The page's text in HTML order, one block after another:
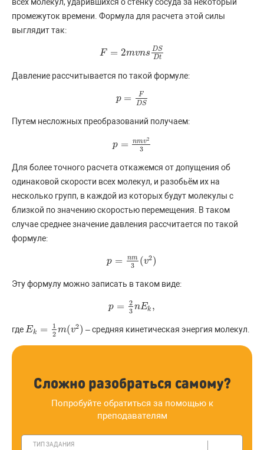
промежуток времени. Формула для расчета этой силы
выглядит так:
F = 2mvns DS
Dt
F= 2m vnsDSDt
Давление рассчитывается по такой формуле:
p =
F
DS
p=FD S
Путем несложных преобразований получаем:
p = nmv2
3
p=nmv23
Для более точного расчета откажемся от допущения об
одинаковой скорости всех молекул, и разобьём их на
несколько групп, в каждой из которых будут молекулы с
близкой по значению скоростью перемещения. В таком
случае среднее значение давления рассчитается по такой
формуле:
p = nm
3 (v2)
p=nm3(v2)
Эту формулу можно записать в таком виде:
p = 2
3 nEk ,
p=23 nEk,
гдеEk =
1
2 m(v2)
Ek= 12 m(v2) – средняя кинетическая энергия молекул.
Сложно разобраться самому?
Попробуйте обратиться за помощью к
преподавателям
ТИП ЗАДАНИЯ